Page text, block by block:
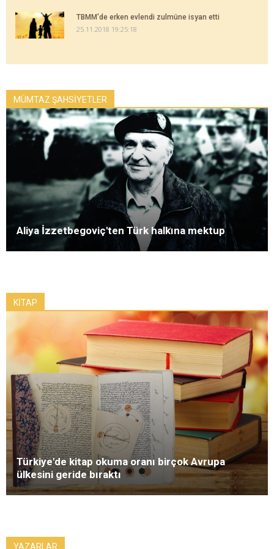
TBMM'de erken evlendi zulmüne isyan etti
25.11.2018 19:25:18
MÜMTAZ ŞAHSİYETLER
Aliya İzzetbegoviç'ten Türk halkına mektup
KİTAP
Türkiye'de kitap okuma oranı birçok Avrupa
ülkesini geride bıraktı
YAZARLAR